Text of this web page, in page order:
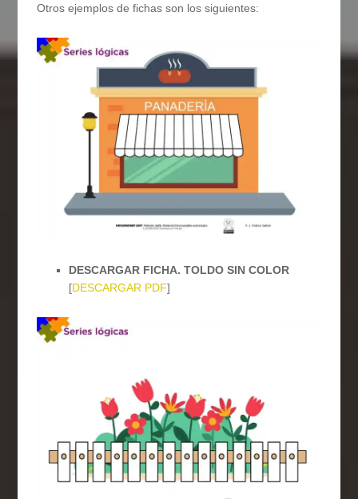
Otros ejemplos de fichas son los siguientes:
DESCARGAR FICHA. TOLDO SIN COLOR
[DESCARGAR PDF]